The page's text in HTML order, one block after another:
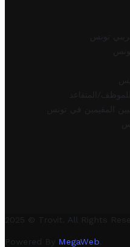
تونس
المتقاعد
المقيمين في تونس
2025 © Trovit. All Rights
Powered By MegaWeb